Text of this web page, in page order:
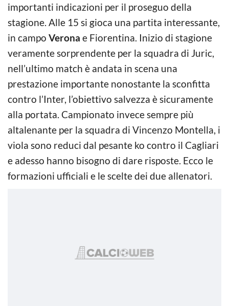
importanti indicazioni per il proseguo della
stagione. Alle 15 si gioca una partita interessante,
in campo Verona e Fiorentina. Inizio di stagione
veramente sorprendente per la squadra di Juric,
nell’ultimo match è andata in scena una
prestazione importante nonostante la sconfitta
contro l’Inter, l’obiettivo salvezza è sicuramente
alla portata. Campionato invece sempre più
altalenante per la squadra di Vincenzo Montella, i
viola sono reduci dal pesante ko contro il Cagliari
e adesso hanno bisogno di dare risposte. Ecco le
formazioni ufficiali e le scelte dei due allenatori.